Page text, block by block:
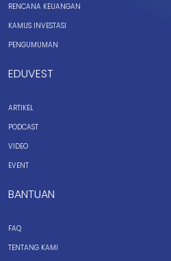
RENCANA KEUANGAN
KAMUS INVESTASI
PENGUMUMAN
EDUVEST
ARTIKEL
PODCAST
VIDEO
EVENT
BANTUAN
FAQ
TENTANG KAMI